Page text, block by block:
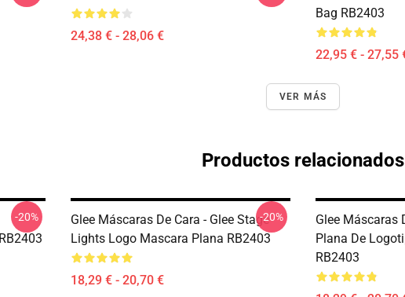
24,38 € - 28,06 €
Bag RB2403
22,95 € - 27,55
VER MÁS
Productos relacionados
-20%
Glee Máscaras De Cara - Glee Stage
Lights Logo Mascara Plana RB2403
18,29 € - 20,70 €
-20%
Glee Máscaras
Plana De
RB2403